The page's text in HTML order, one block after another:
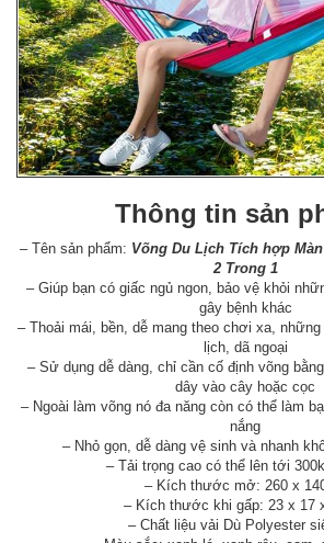
Thông tin sản
– Tên sản phẩm: Võng Du Lịch Tích hợp
2 Trong 1
– Giúp bạn có giấc ngủ ngon, bảo vệ khỏi
gây bệnh khác
– Thoải mái, bền, dễ mang theo chơi xa,
lịch, dã ngoại
– Sử dụng dễ dàng, chỉ cần cố định võng
dây vào cây hoặc cọc
– Ngoài làm võng nó đa năng còn có thể làm
nắng
– Nhỏ gọn, dễ dàng vệ sinh và nhanh
– Tải trọng cao có thể lên tới
– Kích thước mở: 260 x
– Kích thước khi gấp: 23 x 17
– Chất liệu vải Dù Polyester